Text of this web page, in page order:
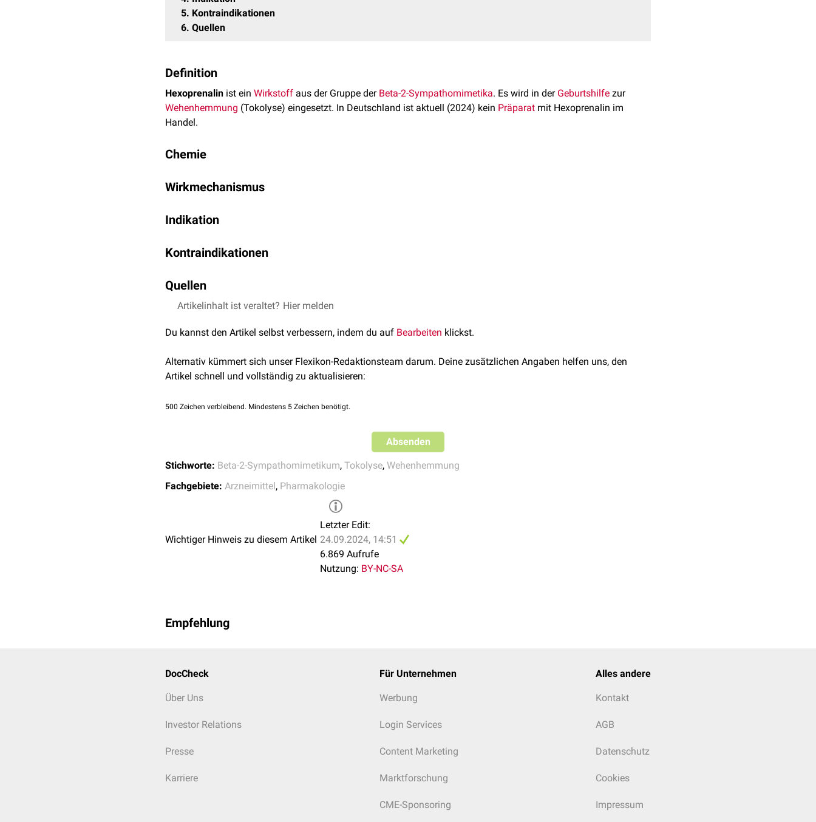
5 Kontraindikationen
6 Quellen
Definition
Hexoprenalin ist ein Wirkstoff aus der Gruppe der Beta-2-Sympathomimetika. Es wird in der Geburtshilfe zur
Wehenhemmung (Tokolyse) eingesetzt. In Deutschland ist aktuell (2024) kein Präparat mit Hexoprenalin im
Handel.
Chemie
Arzneimittelnliegt Hexoprenalin als Hexoprenalinsulfat vor.
Wirkmechanismus
und vermindert
Indikation
Während derGeburt:
Hemmung der Uterusaktivität vor
vor der Wendung vonQuerlagen
PräventionvonFrühgeburten
Kontraindikationen
Gestationsalter
drohenderAbortim 1. oder 2.Trimester
wenn das Verlängern derSchwangerschaft einRisikofürMutteroder
pulmonale Hypertonie
schwere Erkrankungen vonLeberundNiere
Engwinkelglaukom
Quellen
RDmed –Hexoprenalin
, abgerufen am 24.09.2024
Artikelinhalt ist veraltet? Hier melden
Du kannst den Artikel selbst verbessern, indem du auf Bearbeiten klickst.
Alternativ kümmert sich unser Flexikon-Redaktionsteam darum. Deine zusätzlichen Angaben helfen uns, den
Artikel schnell und vollständig zu aktualisieren:
500 Zeichen verbleibend. Mindestens 5 Zeichen benötigt.
Absenden
Stichworte: Beta-2-Sympathomimetikum, Tokolyse, Wehenhemmung
Fachgebiete: Arzneimittel, Pharmakologie
Wichtiger Hinweis zu diesem Artikel
Letzter Edit:
24.09.2024, 14:51
6.869 Aufrufe
Nutzung: BY-NC-SA
Empfehlung
DocCheck
Über Uns
Investor Relations
Presse
Karriere
Für Unternehmen
Werbung
Login Services
Content Marketing
Marktforschung
CME-Sponsoring
Alles andere
Kontakt
AGB
Datenschutz
Cookies
Impressum